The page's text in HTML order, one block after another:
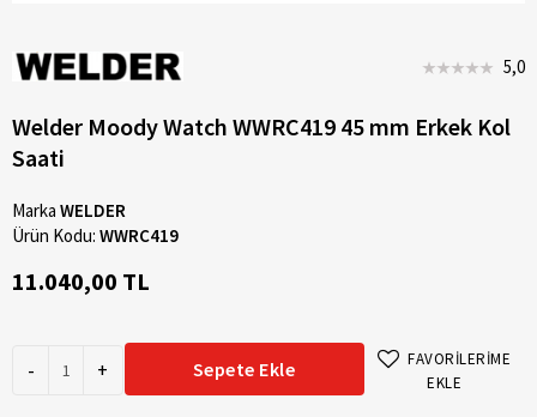
5,0
Welder Moody Watch WWRC419 45 mm Erkek Kol
Saati
Marka WELDER
Ürün Kodu: WWRC419
11.040,00 TL
- + Sepete Ekle
FAVORİLERİME
EKLE